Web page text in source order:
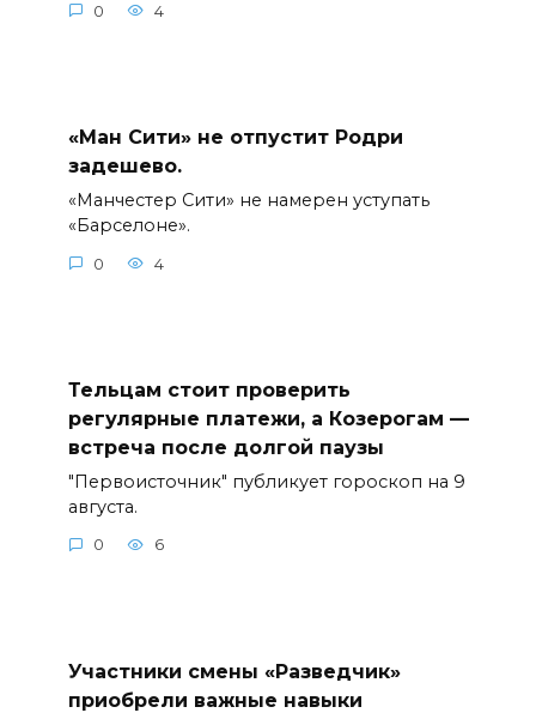
0 4
«Ман Сити» не отпустит Родри
задешево.
«Манчестер Сити» не намерен уступать
«Барселоне».
0 4
Тельцам стоит проверить
регулярные платежи, а Козерогам —
встреча после долгой паузы
"Первоисточник" публикует гороскоп на 9
августа.
0 6
Участники смены «Разведчик»
приобрели важные навыки